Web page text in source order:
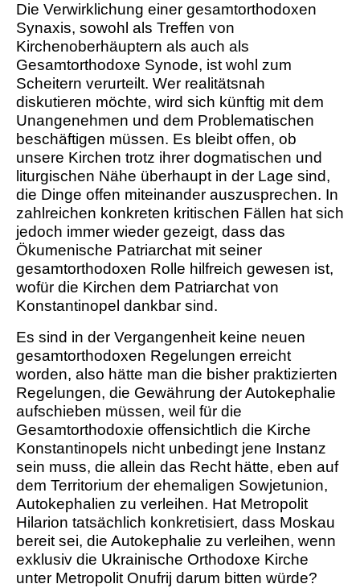
Die Verwirklichung einer gesamtorthodoxen
Synaxis, sowohl als Treffen von
Kirchenoberhäuptern als auch als
Gesamtorthodoxe Synode, ist wohl zum
Scheitern verurteilt. Wer realitätsnah
diskutieren möchte, wird sich künftig mit dem
Unangenehmen und dem Problematischen
beschäftigen müssen. Es bleibt offen, ob
unsere Kirchen trotz ihrer dogmatischen und
liturgischen Nähe überhaupt in der Lage sind,
die Dinge offen miteinander auszusprechen. In
zahlreichen konkreten kritischen Fällen hat sich
jedoch immer wieder gezeigt, dass das
Ökumenische Patriarchat mit seiner
gesamtorthodoxen Rolle hilfreich gewesen ist,
wofür die Kirchen dem Patriarchat von
Konstantinopel dankbar sind.
Es sind in der Vergangenheit keine neuen
gesamtorthodoxen Regelungen erreicht
worden, also hätte man die bisher praktizierten
Regelungen, die Gewährung der Autokephalie
aufschieben müssen, weil für die
Gesamtorthodoxie offensichtlich die Kirche
Konstantinopels nicht unbedingt jene Instanz
sein muss, die allein das Recht hätte, eben auf
dem Territorium der ehemaligen Sowjetunion,
Autokephalien zu verleihen. Hat Metropolit
Hilarion tatsächlich konkretisiert, dass Moskau
bereit sei, die Autokephalie zu verleihen, wenn
exklusiv die Ukrainische Orthodoxe Kirche
unter Metropolit Onufrij darum bitten würde?